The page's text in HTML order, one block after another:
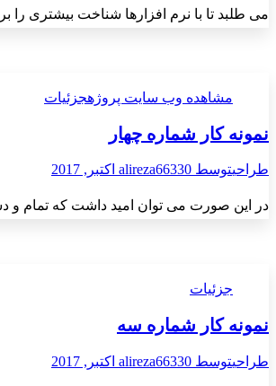
می طلبد تا با نرم افزارها شناخت بیشتری
مشاهده وب سایت پروژهجزئیات
نمونه کار شماره چهار
طراحیتوسط alireza66330 اکتبر, 2017
در این صورت می توان امید داشت که تمام و
جزئیات
نمونه کار شماره سه
طراحیتوسط alireza66330 اکتبر, 2017